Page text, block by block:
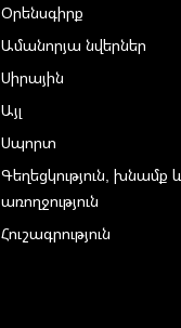
Օրենսգիրք
Ամանորյա նվերներ
Սիրային
Այլ
Սպորտ
Գեղեցկություն, խնամք և
առողջություն
Հուշագրություն